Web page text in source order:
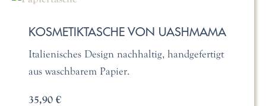
KOSMETIKTASCHE VON UASHMAMA
Italienisches Design nachhaltig, handgefertigt
aus waschbarem Papier.
35,90 €